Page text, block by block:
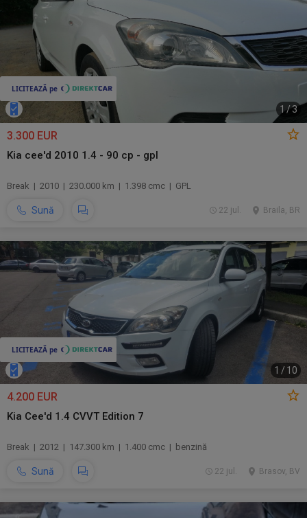
1/3
3.300 EUR
Kia cee'd 2010 1.4 - 90 cp - gpl
Break | 2010 | 230.000 km | 1.398 cmc | GPL
Sună Braila, BR
22 jul.
1 / 10
4.200 EUR
Kia Cee'd 1.4 CVVT Edition 7
Break | 2012 | 147.300 km | 1.400 cmc | benzină
Sună Brasov, BV
22 jul.